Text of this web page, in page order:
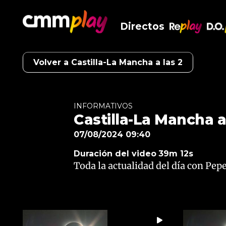
Directos
Volver a Castilla-La Mancha a las 2
INFORMATIVOS
Castilla-La Mancha
07/08/2024 09:40
Duración del video 39m 12s
Toda la actualidad del día con